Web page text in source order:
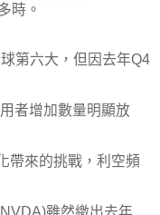
時。
第六大，但因去年Q4
者增加數量明顯放
帶來的挑戰，利空頻
雖然繳出去年